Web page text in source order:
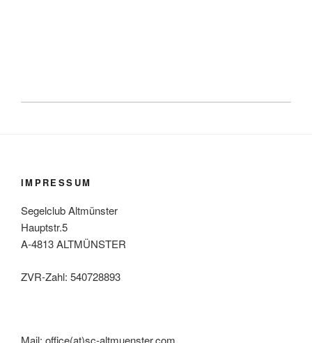
IMPRESSUM
Segelclub Altmünster
Hauptstr.5
A-4813 ALTMÜNSTER
ZVR-Zahl: 540728893